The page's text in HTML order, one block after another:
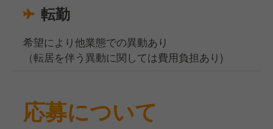
転勤
希望により他業態での異動あり
（転居を伴う異動に関しては費用負担あり)
応募について